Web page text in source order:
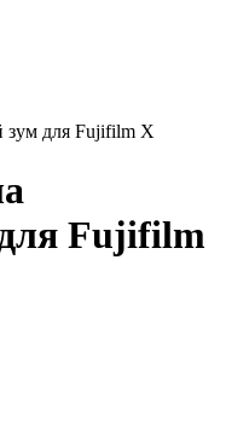
зум для Fujifilm X
Fujifilm